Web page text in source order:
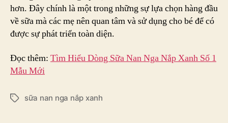
hơn. Đây chính là một trong những sự lựa chọn hàng đầu
về sữa mà các mẹ nên quan tâm và sử dụng cho bé để có
được sự phát triển toàn diện.
Đọc thêm: Tìm Hiểu Dòng Sữa Nan Nga Nắp Xanh Số 1
Mẫu Mới
Tagssữa nan nga nắp xanh